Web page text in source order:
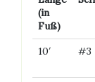
(in
Fuß)
10′ #3